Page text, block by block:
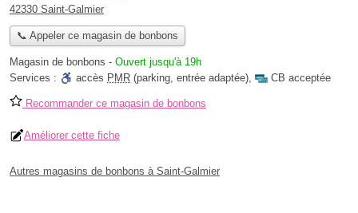
42330 Saint-Galmier
📞 Appeler ce magasin de bonbons
Magasin de bonbons - Ouvert jusqu'à 19h
Services :
accès PMR (parking, entrée adaptée), CB acceptée
Recommander ce magasin de bonbons
Améliorer cette fiche
Autres magasins de bonbons à Saint-Galmier